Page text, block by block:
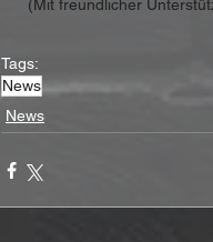
(Mit freundlicher
Tags:
News
News